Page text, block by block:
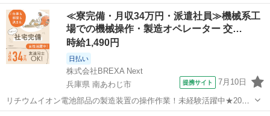
し、一度点火しました。 裏面に汚れがあります。(写真3枚目) USED品
であることをご理解いただける方よろしくお願いします。 よければ、
フラワーシャワーで...
滋賀 栗東市 栗東駅 冠婚葬祭 ウェディング
≪寮完備・月収34万円・派遣社員≫機械系工
場での機械操作・製造オペレーター 交…
時給1,490円
日払い
株式会社BREXA Next
兵庫県 南あわじ市
提携サイト 7月10日
リチウムイオン電池部品の製造装置の操作作業！未経験活躍中★20～
50代の男性活躍中！嬉しい時給1,490円！生活支援物資事前対応可◎ワ